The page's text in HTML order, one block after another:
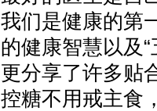
我们是健康的第
的健康智慧以及
更分享了许多贴
控糖不用戒主食